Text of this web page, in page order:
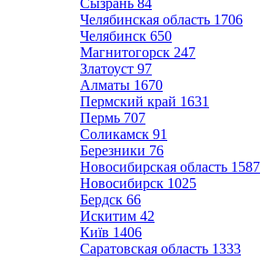
Сызрань 84
Челябинская область 1706
Челябинск 650
Магнитогорск 247
Златоуст 97
Алматы 1670
Пермский край 1631
Пермь 707
Соликамск 91
Березники 76
Новосибирская область 1587
Новосибирск 1025
Бердск 66
Искитим 42
Київ 1406
Саратовская область 1333